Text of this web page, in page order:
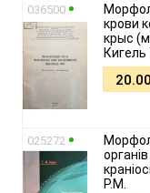
036500
крови
крыс
Кигель
20.00
025272
Р.М.